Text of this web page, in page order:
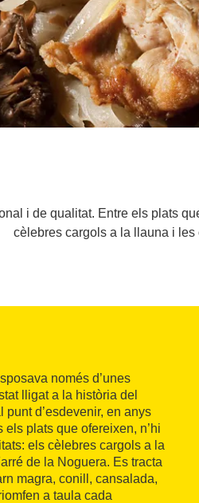
i de qualitat. Entre els plats
cèlebres cargols a la llauna i
només d’unes
lligat a la història del
d’esdevenir, en anys
plats que ofereixen, n’hi
els cèlebres cargols a la
de la Noguera. Es tracta
magra, conill, cansalada,
a taula cada